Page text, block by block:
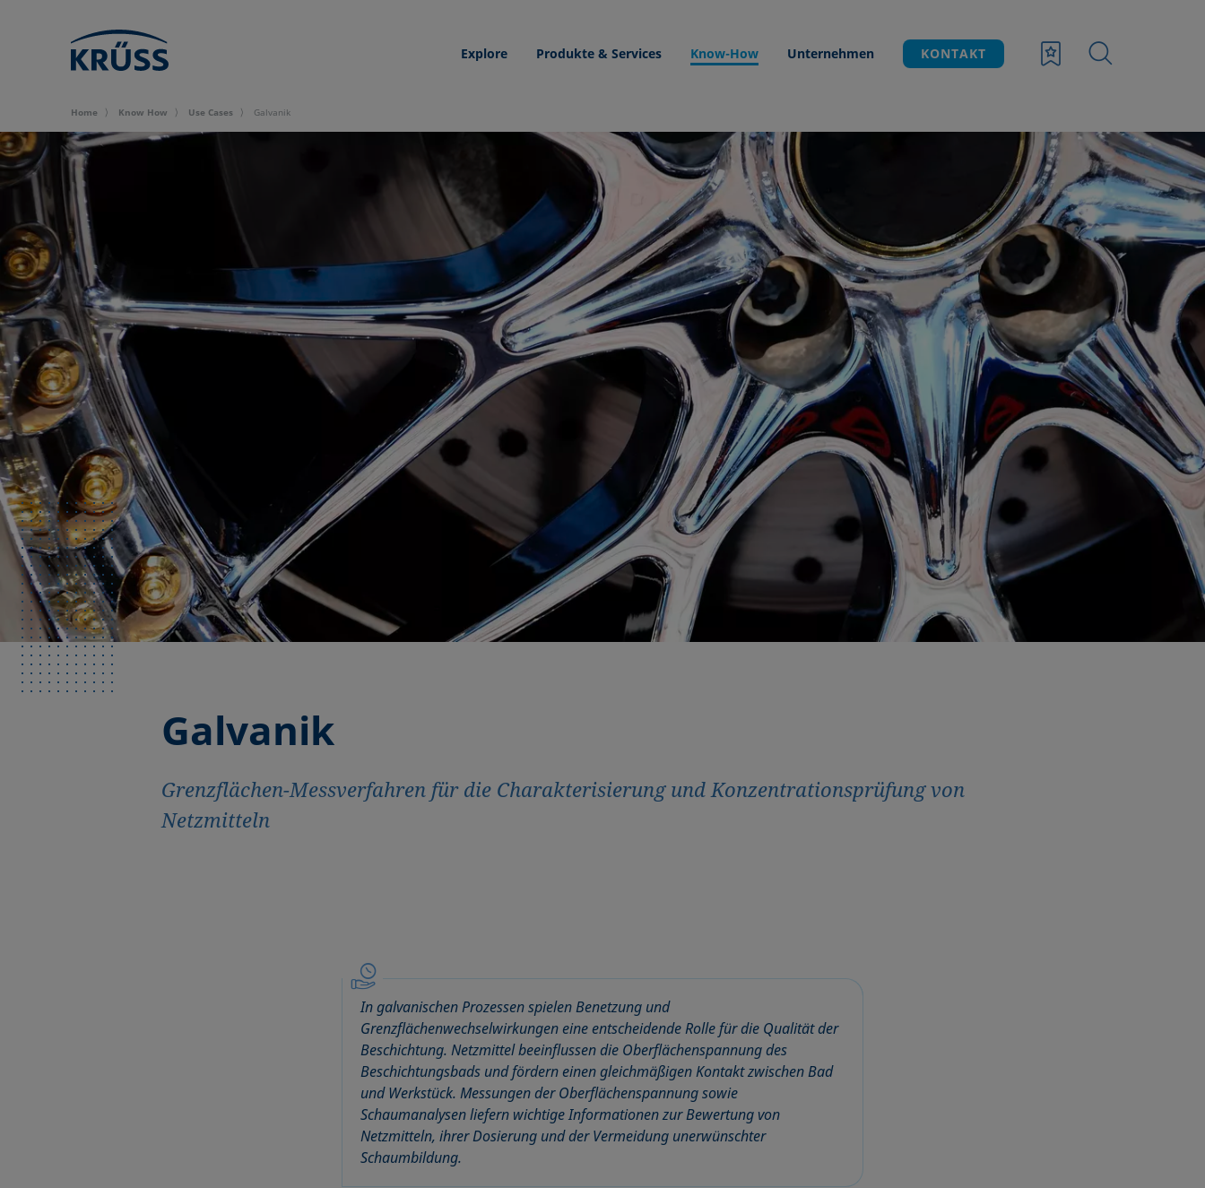
Explore Produkte & Services Know-How Unternehmen KONTAKT
Home Know How Use Cases Galvanik
Galvanik
Grenzflächen-Messverfahren für die Charakterisierung und Konzentrationsprüfung von
Netzmitteln
In galvanischen Prozessen spielen Benetzung und
Grenzflächenwechselwirkungen eine entscheidende Rolle für die Qualität der
Beschichtung. Netzmittel beeinflussen die Oberflächenspannung des
Beschichtungsbads und fördern einen gleichmäßigen Kontakt zwischen Bad
und Werkstück. Messungen der Oberflächenspannung sowie
Schaumanalysen liefern wichtige Informationen zur Bewertung von
Netzmitteln, ihrer Dosierung und der Vermeidung unerwünschter
Schaumbildung.